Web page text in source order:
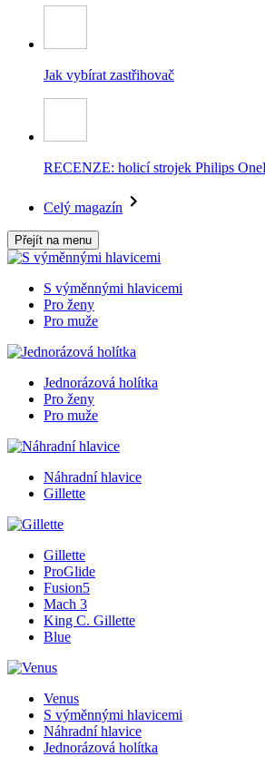
Jak vybírat zastřihovač
RECENZE: holicí strojek Philips
Celý magazín
Přejít na menu
S výměnnými hlavicemi
Pro ženy
Pro muže
Jednorázová holítka
Pro ženy
Pro muže
Náhradní hlavice
Gillette
Gillette
ProGlide
Fusion5
Mach 3
King C. Gillette
Blue
Venus
S výměnnými hlavicemi
Náhradní hlavice
Jednorázová holítka